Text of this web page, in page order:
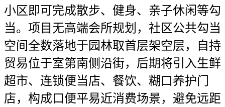
小区即可完成散步、健身、亲子休闲等勾
当。项目无高端会所规划，社区公共勾当
空间全数落地于园林取首层架空层，自持
贸易位于室第南侧沿街，后期将引入生鲜
超市、连锁便当店、餐饮、糊口养护门
店，构成口便平易近消费场景，避免远距